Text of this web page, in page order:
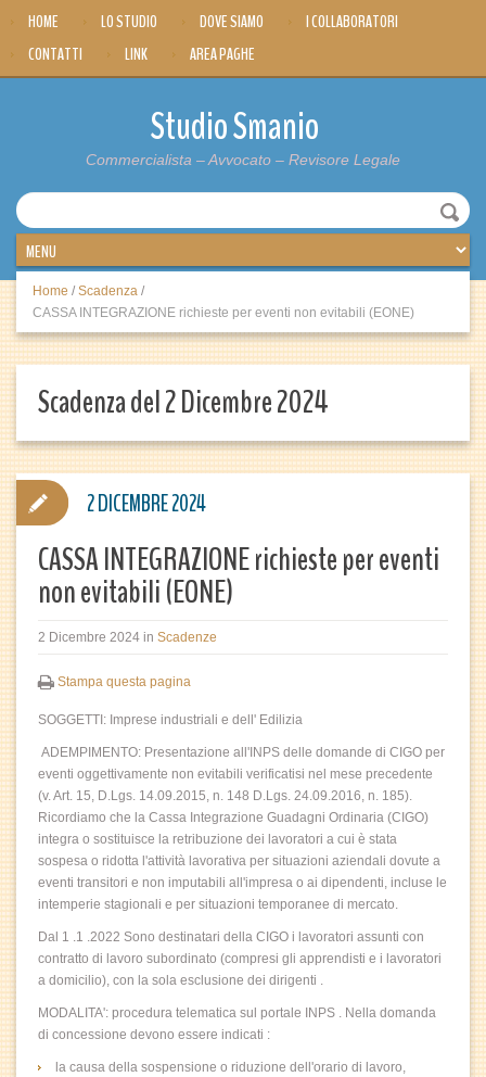
HOME LO STUDIO DOVE SIAMO
I COLLABORATORI
CONTATTI
LINK AREA PAGHE
Studio Smanio
Commercialista – Avvocato – Revisore Legale
Home / Scadenza /
CASSA INTEGRAZIONE richieste per eventi non evitabili (EONE)
Scadenza del 2 Dicembre 2024
CASSA INTEGRAZIONE richieste per eventi
non evitabili (EONE)
2 Dicembre 2024 in Scadenze
Stampa questa pagina
SOGGETTI: Imprese industriali e dell' Edilizia
ADEMPIMENTO: Presentazione all'INPS delle domande di CIGO per
eventi oggettivamente non evitabili verificatisi nel mese precedente
(v. Art. 15, D.Lgs. 14.09.2015, n. 148 D.Lgs. 24.09.2016, n. 185).
Ricordiamo che la Cassa Integrazione Guadagni Ordinaria (CIGO)
integra o sostituisce la retribuzione dei lavoratori a cui è stata
sospesa o ridotta l'attività lavorativa per situazioni aziendali dovute a
eventi transitori e non imputabili all'impresa o ai dipendenti, incluse le
intemperie stagionali e per situazioni temporanee di mercato.
Dal 1 .1 .2022 Sono destinatari della CIGO i lavoratori assunti con
contratto di lavoro subordinato (compresi gli apprendisti e i lavoratori
a domicilio), con la sola esclusione dei dirigenti .
MODALITA': procedura telematica sul portale INPS . Nella domanda
di concessione devono essere indicati :
la causa della sospensione o riduzione dell'orario di lavoro,
2 DICEMBRE 2024